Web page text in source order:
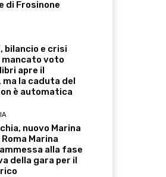
di Frosinone
bilancio e crisi
mancato voto
apre il
la caduta del
è automatica
nuovo Marina
Marina
alla fase
della gara per il